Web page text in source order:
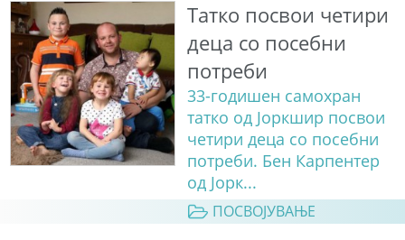
Татко посвои четири
деца со посебни
потреби
33-годишен самохран
татко од Јоркшир посвои
четири деца со посебни
потреби. Бен Карпентер
од Јорк...
ПОСВОЈУВАЊЕ